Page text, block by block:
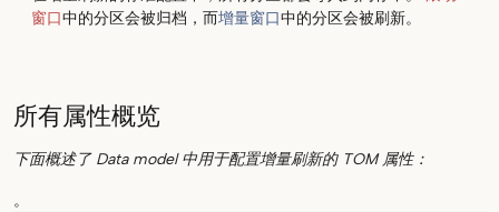
窗口中的分区会被归档，而增量窗口中的分区会被刷新。
所有属性概览
下面概述了 Data model 中用于配置增量刷新的 TOM 属性：
。